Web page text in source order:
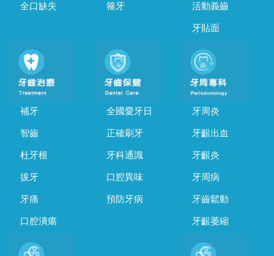
全口缺失 箍牙 活動義齒
牙貼面
補牙
智齒
杜牙根
拔牙
牙痛
口腔潰瘍
全國愛牙日
正確刷牙
牙科通識
口腔異味
預防牙病
牙周炎
牙齦出血
牙齦炎
牙周病
牙齒鬆動
牙齦萎縮